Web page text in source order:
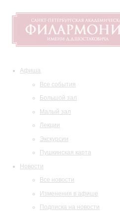
Афиша
Все события
Большой зал
Малый зал
Лекции
Экскурсии
Пушкинская карта
Новости
Все новости
Изменения в афише
Подписка на новости